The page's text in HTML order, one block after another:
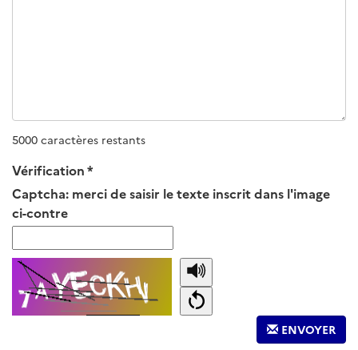
5000 caractères restants
Vérification
Captcha: merci de saisir le texte inscrit dans l'image
ci-contre
ENVOYER